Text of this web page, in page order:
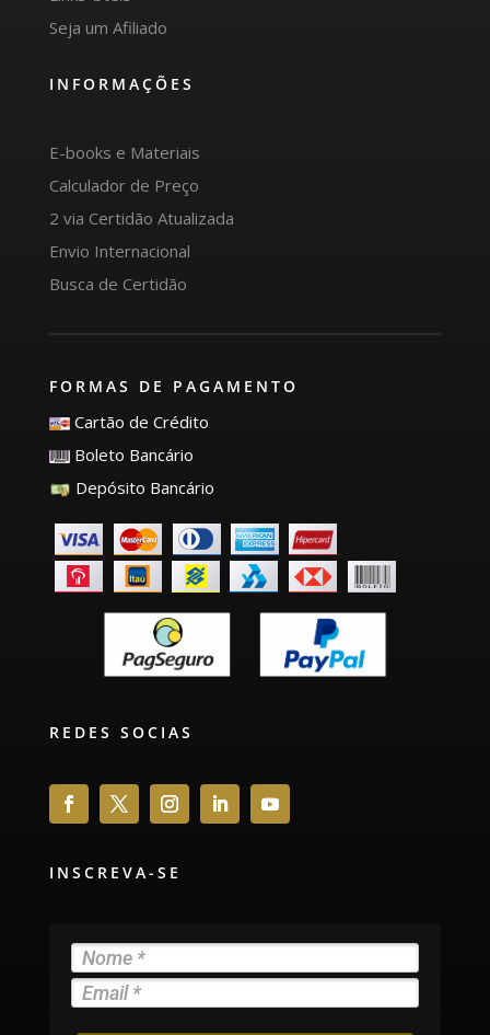
Seja um Afiliado
INFORMAÇÕES
E-books e Materiais
Calculador de Preço
2 via Certidão Atualizada
Envio Internacional
Busca de Certidão
FORMAS DE PAGAMENTO
Cartão de Crédito
Boleto Bancário
Depósito Bancário
REDES SOCIAS
INSCREVA-SE